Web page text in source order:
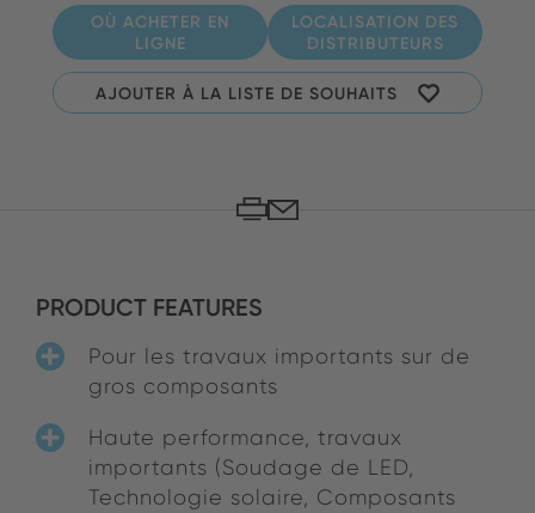
OÙ ACHETER EN
LIGNE
LOCALISATION DES
DISTRIBUTEURS
AJOUTER À LA LISTE DE SOUHAITS
PRODUCT FEATURES
Pour les travaux importants sur de
gros composants
Haute performance, travaux
importants (Soudage de LED,
Technologie solaire, Composants